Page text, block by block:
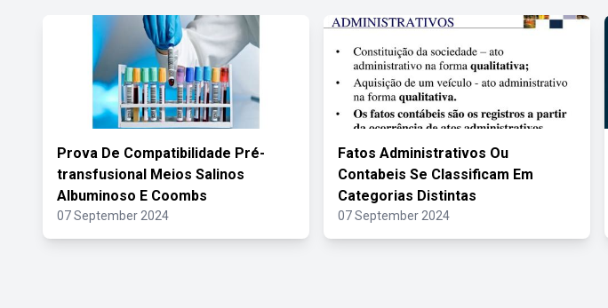
Prova De Compatibilidade Pré-
transfusional Meios Salinos
Albuminoso E Coombs
07 September 2024
Fatos Administrativos Ou
Contabeis Se Classificam Em
Categorias Distintas
07 September 2024